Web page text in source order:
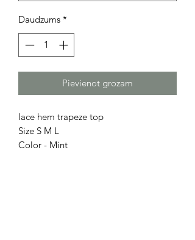
Daudzums *
Pievienot grozam
lace hem trapeze top
Size S M L
Color - Mint